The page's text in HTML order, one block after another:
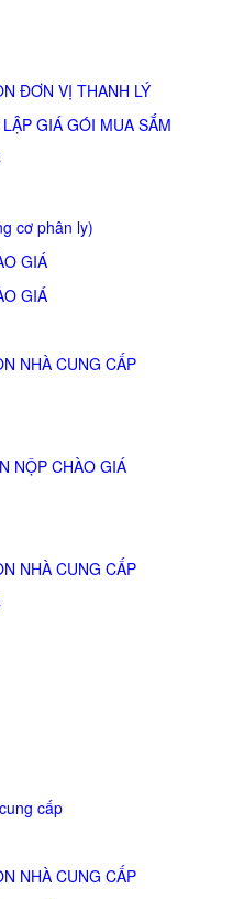
ĐƠN VỊ THANH LÝ
GIÁ GÓI MUA SẮM
cơ phân ly)
GIÁ
GIÁ
NHÀ CUNG CẤP
NỘP CHÀO GIÁ
NHÀ CUNG CẤP
cấp
NHÀ CUNG CẤP